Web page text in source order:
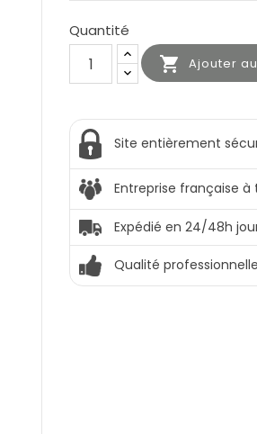
Quantité
 Ajouter
Site entièrement
Entreprise française
Expédié en 24/48h
Qualité